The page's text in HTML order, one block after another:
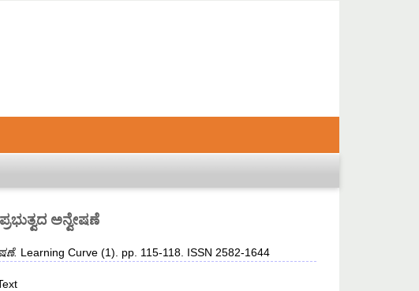
ಅನ್ವೇಷಣೆ
Learning Curve (1). pp. 115-118. ISSN 2582-1644